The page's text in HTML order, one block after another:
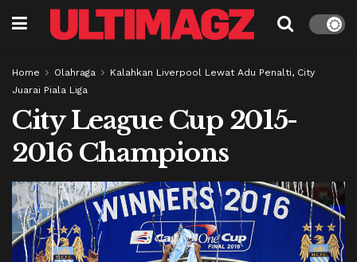
Home Olahraga
Kalahkan Liverpool Lewat Adu Penalti, City
Juarai Piala Liga
City League Cup 2015-
2016 Champions